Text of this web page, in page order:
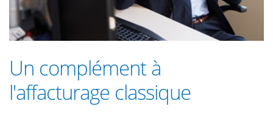
Un complément à
l'affacturage classique